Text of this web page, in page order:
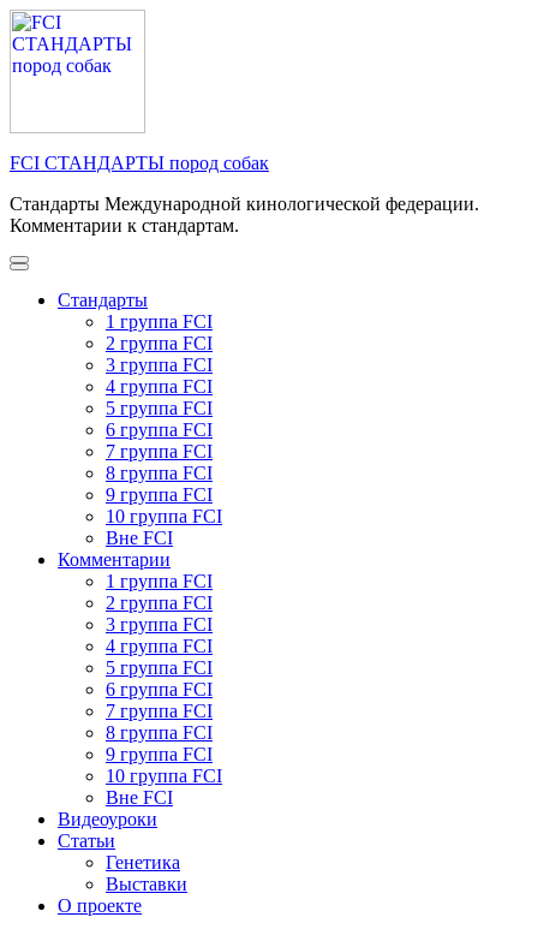
Перейти
к
содержимому
FCI СТАНДАРТЫ пород собак
Стандарты Международной кинологической федерации.
Комментарии к стандартам.
Стандарты
1 группа FCI
2 группа FCI
3 группа FCI
4 группа FCI
5 группа FCI
6 группа FCI
7 группа FCI
8 группа FCI
9 группа FCI
10 группа FCI
Вне FCI
Комментарии
1 группа FCI
2 группа FCI
3 группа FCI
4 группа FCI
5 группа FCI
6 группа FCI
7 группа FCI
8 группа FCI
9 группа FCI
10 группа FCI
Вне FCI
Видеоуроки
Статьи
Генетика
Выставки
О проекте